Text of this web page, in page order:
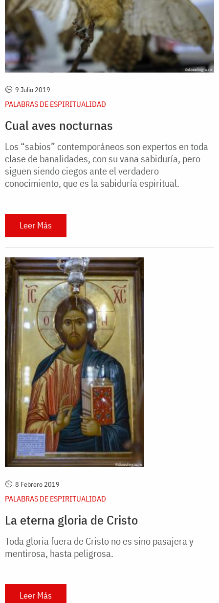
9 Julio 2019
PALABRAS DE ESPIRITUALIDAD
Cual aves nocturnas
Los “sabios” contemporáneos son expertos en toda
clase de banalidades, con su vana sabiduría, pero
siguen siendo ciegos ante el verdadero
conocimiento, que es la sabiduría espiritual.
Leer Más
8 Febrero 2019
PALABRAS DE ESPIRITUALIDAD
La eterna gloria de Cristo
Toda gloria fuera de Cristo no es sino pasajera y
mentirosa, hasta peligrosa.
Leer Más